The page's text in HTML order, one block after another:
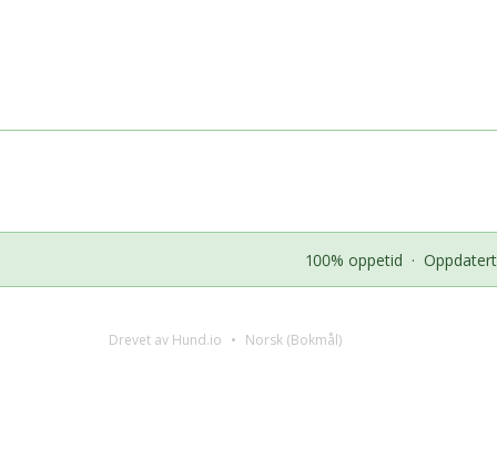
100% oppetid ·
Drevet av Hund.io Norsk (Bokmål)